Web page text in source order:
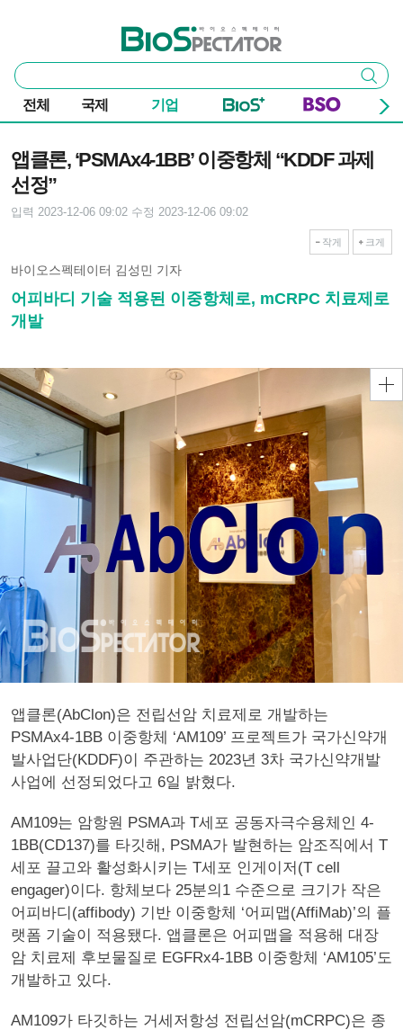
바이오스펙테이터
통
합
검
색
검색
전체 국제 기업
앱클론, ‘PSMAx4-1BB’ 이중항체 “KDDF 과제
선정”
입력 2023-12-06 09:02 수정 2023-12-06 09:02
작게 크게
바이오스펙테이터 김성민 기자
어피바디 기술 적용된 이중항체로, mCRPC 치료제로
개발
앱클론(AbClon)은 전립선암 치료제로 개발하는
PSMAx4-1BB 이중항체 ‘AM109’ 프로젝트가 국가신약개
발사업단(KDDF)이 주관하는 2023년 3차 국가신약개발
사업에 선정되었다고 6일 밝혔다.
AM109는 암항원 PSMA과 T세포 공동자극수용체인 4-
1BB(CD137)를 타깃해, PSMA가 발현하는 암조직에서 T
세포 끌고와 활성화시키는 T세포 인게이저(T cell
engager)이다. 항체보다 25분의1 수준으로 크기가 작은
어피바디(affibody) 기반 이중항체 ‘어피맵(AffiMab)’의 플
랫폼 기술이 적용됐다. 앱클론은 어피맵을 적용해 대장
암 치료제 후보물질로 EGFRx4-1BB 이중항체 ‘AM105’도
개발하고 있다.
AM109가 타깃하는 거세저항성 전립선암(mCRPC)은 종